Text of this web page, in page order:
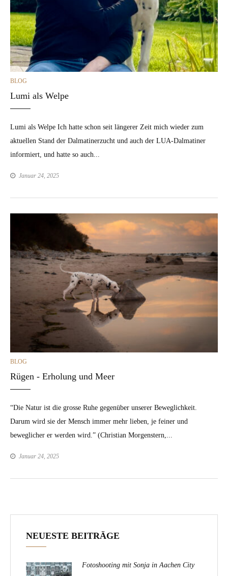
CATEGORIES
BLOG
Lumi als Welpe
Lumi als Welpe Ich hatte schon seit längerer Zeit mich wieder zum
aktuellen Stand der Dalmatinerzucht und auch der LUA-Dalmatiner
informiert, und hatte so auch...
Januar 24, 2025
CATEGORIES
BLOG
Rügen - Erholung und Meer
“Die Natur ist die grosse Ruhe gegenüber unserer Beweglichkeit.
Darum wird sie der Mensch immer mehr lieben, je feiner und
beweglicher er werden wird.” (Christian Morgenstern,...
Januar 24, 2025
NEUESTE BEITRÄGE
Fotoshooting mit Sonja in Aachen City